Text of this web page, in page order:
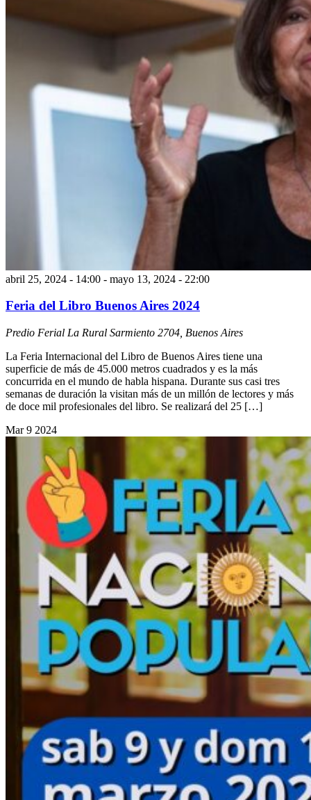
abril 25, 2024 - 14:00 - mayo 13, 2024 - 22:00
Feria del Libro Buenos Aires 2024
Predio Ferial La Rural Sarmiento 2704, Buenos Aires
La Feria Internacional del Libro de Buenos Aires tiene una
superficie de más de 45.000 metros cuadrados y es la más
concurrida en el mundo de habla hispana. Durante sus casi tres
semanas de duración la visitan más de un millón de lectores y más
de doce mil profesionales del libro. Se realizará del 25 […]
Mar9 2024